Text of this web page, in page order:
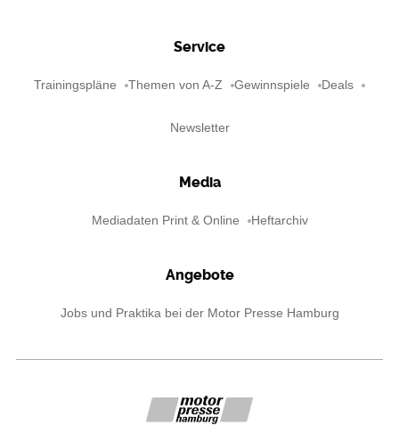
Service
Trainingspläne Themen von A-Z Gewinnspiele Deals
Newsletter
Media
Mediadaten Print & Online Heftarchiv
Angebote
Jobs und Praktika bei der Motor Presse Hamburg